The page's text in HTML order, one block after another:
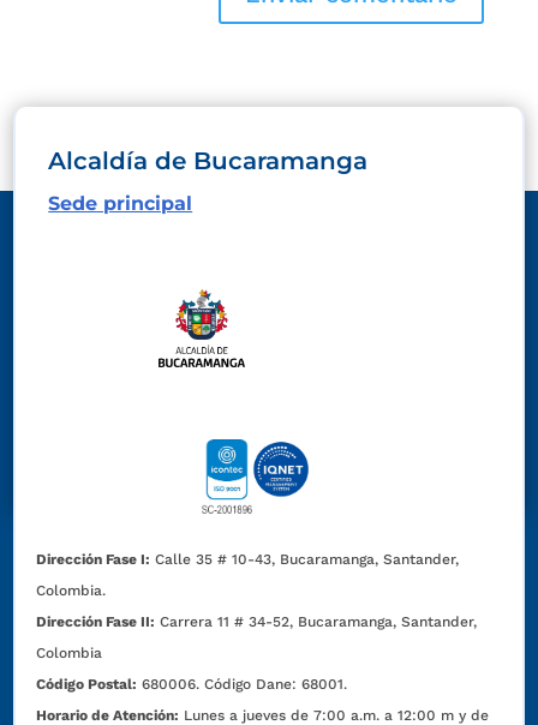
Alcaldía de Bucaramanga
Sede principal
Dirección Fase I: Calle 35 # 10-43, Bucaramanga, Santander,
Colombia.
Dirección Fase II: Carrera 11 # 34-52, Bucaramanga, Santander,
Colombia
Código Postal: 680006. Código Dane: 68001.
Horario de Atención: Lunes a jueves de 7:00 a.m. a 12:00 m y de